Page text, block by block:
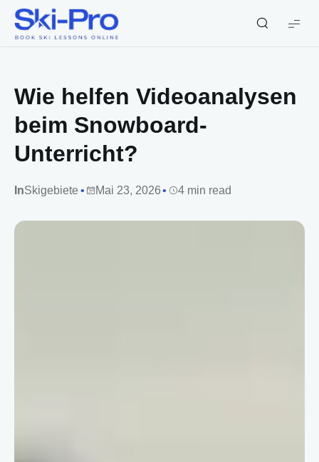
Ski-
Pro
Wie helfen Videoanalysen
beim Snowboard-
Unterricht?
InSkigebiete Mai 23, 2026 4 min read